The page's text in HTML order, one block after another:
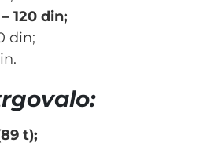
120 din;
din;
t);